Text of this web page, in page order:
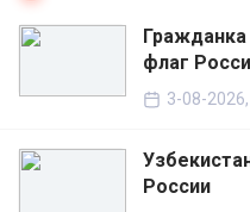
флаг
3-08-
России